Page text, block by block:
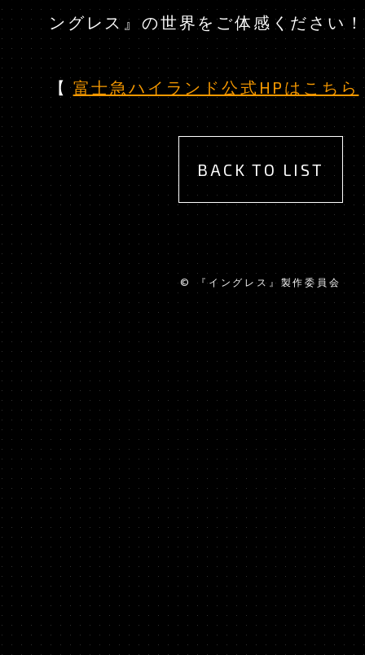
ングレス』の世界をご体感ください！
【富士急ハイランド公式HPはこちら
BACK TO LIST
© 『イングレス』製作委員会